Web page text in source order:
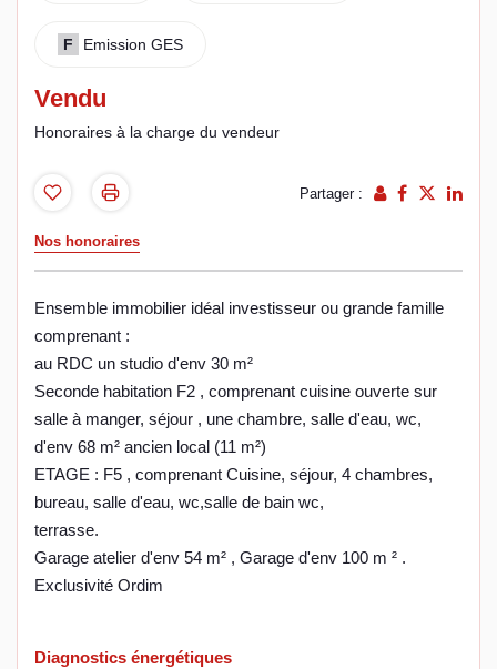
F Emission GES
Vendu
Honoraires à la charge du vendeur
Partager :
Nos honoraires
Ensemble immobilier idéal investisseur ou grande famille
comprenant :
au RDC un studio d'env 30 m²
Seconde habitation F2 , comprenant cuisine ouverte sur
salle à manger, séjour , une chambre, salle d'eau, wc,
d'env 68 m² ancien local (11 m²)
ETAGE : F5 , comprenant Cuisine, séjour, 4 chambres,
bureau, salle d'eau, wc,salle de bain wc,
terrasse.
Garage atelier d'env 54 m² , Garage d'env 100 m ² .
Exclusivité Ordim
Diagnostics énergétiques